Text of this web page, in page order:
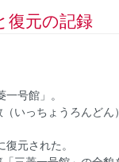
復元の記録
号館」。
いっちょうろんどん
元された。